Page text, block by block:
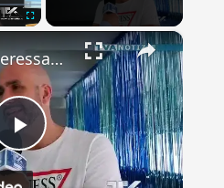
×
Play
Adrano. Interessante incontro al liceo “Verga” con il prof. Fabio Gamberini. Studenti del Linguistic